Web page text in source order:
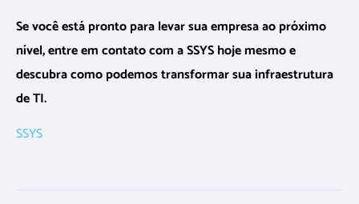
Se você está pronto para levar sua empresa ao próximo
nível, entre em contato com a SSYS hoje mesmo e
descubra como podemos transformar sua infraestrutura
de TI.
SSYS